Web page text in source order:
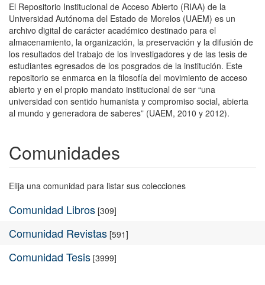
El Repositorio Institucional de Acceso Abierto (RIAA) de la
Universidad Autónoma del Estado de Morelos (UAEM) es un
archivo digital de carácter académico destinado para el
almacenamiento, la organización, la preservación y la difusión de
los resultados del trabajo de los investigadores y de las tesis de
estudiantes egresados de los posgrados de la institución. Este
repositorio se enmarca en la filosofía del movimiento de acceso
abierto y en el propio mandato institucional de ser “una
universidad con sentido humanista y compromiso social, abierta
al mundo y generadora de saberes” (UAEM, 2010 y 2012).
Comunidades
Elija una comunidad para listar sus colecciones
Comunidad Libros [309]
Comunidad Revistas [591]
Comunidad Tesis [3999]